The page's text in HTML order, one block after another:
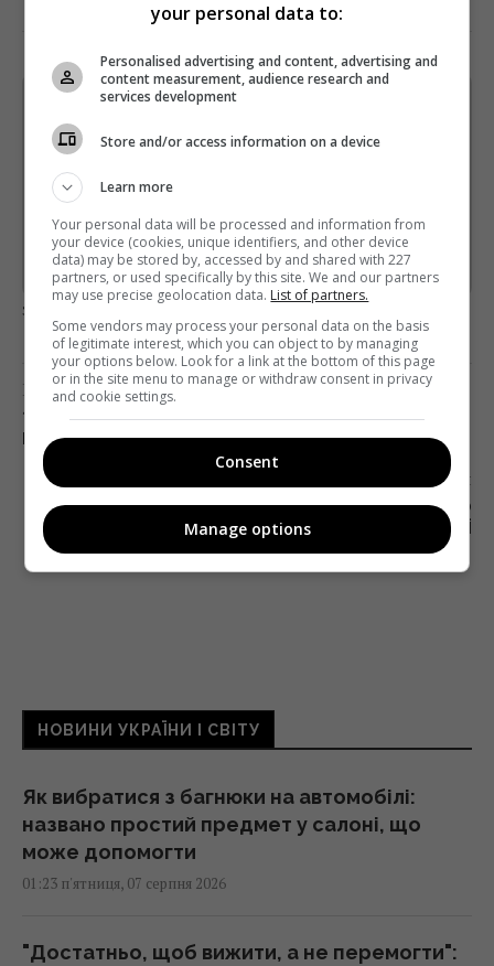
Щотижневий лист з найцікавішим.
Пишемо з любов'ю
Підписатись→
Предоставлено SendPulse
загрузка...
Попередня стаття
? У М’ЯНМІ ЗВІЛЬНИЛИ РЕПОРТЕРІВ, ЯКІ
РОЗПОВІЛИ ПРО ВБИВСТВА РОХІНДЖА
Наступна стаття
МГУ СПРОСТОВУЄ ІНФОРМАЦІЮ ПРО
ЗВІЛЬНЕННЯ ЄВГЕНА ЛЯЩЕНКА ТА ВІКТОРІЇ
КОРОГОД. ОНОВЛЮЄТЬСЯ
НОВИНИ УКРАЇНИ І СВІТУ
Як вибратися з багнюки на автомобілі:
названо простий предмет у салоні, що
може допомогти
01:23 п'ятниця, 07 серпня 2026
"Достатньо, щоб вижити, а не перемогти":
your personal data to:
Personalised advertising and content, advertising and
content measurement, audience research and
services development
Store and/or access information on a device
Learn more
Your personal data will be processed and information from
your device (cookies, unique identifiers, and other device
data) may be stored by, accessed by and shared with 227
partners, or used specifically by this site. We and our partners
may use precise geolocation data. List of partners.
Some vendors may process your personal data on the basis
of legitimate interest, which you can object to by managing
your options below. Look for a link at the bottom of this page
or in the site menu to manage or withdraw consent in privacy
and cookie settings.
Consent
Manage options